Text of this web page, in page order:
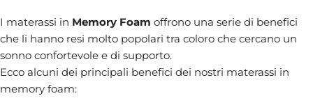
I materassi in Memory Foam offrono una serie di benefici
che li hanno resi molto popolari tra coloro che cercano un
sonno confortevole e di supporto.
Ecco alcuni dei principali benefici dei nostri materassi in
memory foam: